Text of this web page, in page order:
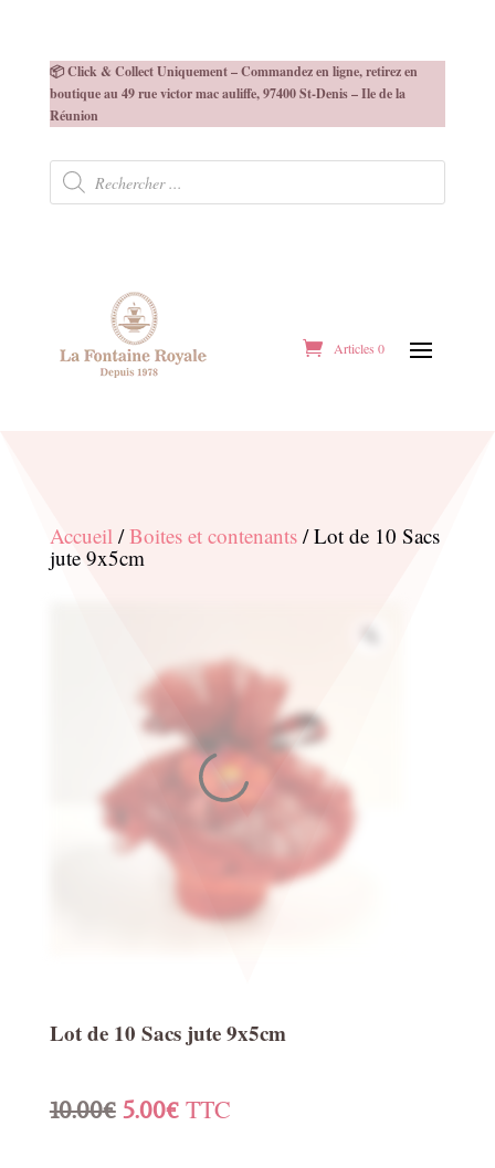
📦 Click & Collect Uniquement – Commandez en ligne, retirez en
boutique au 49 rue victor mac auliffe, 97400 St-Denis – Ile de la
Réunion
Recherche
produits
Articles 0
Accueil/Boites et contenants/ Lot de 10 Sacs
jute 9x5cm
Lot de 10 Sacs jute 9x5cm
10.00€ Le
5.00€Le
TTC